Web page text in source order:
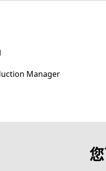
Manager